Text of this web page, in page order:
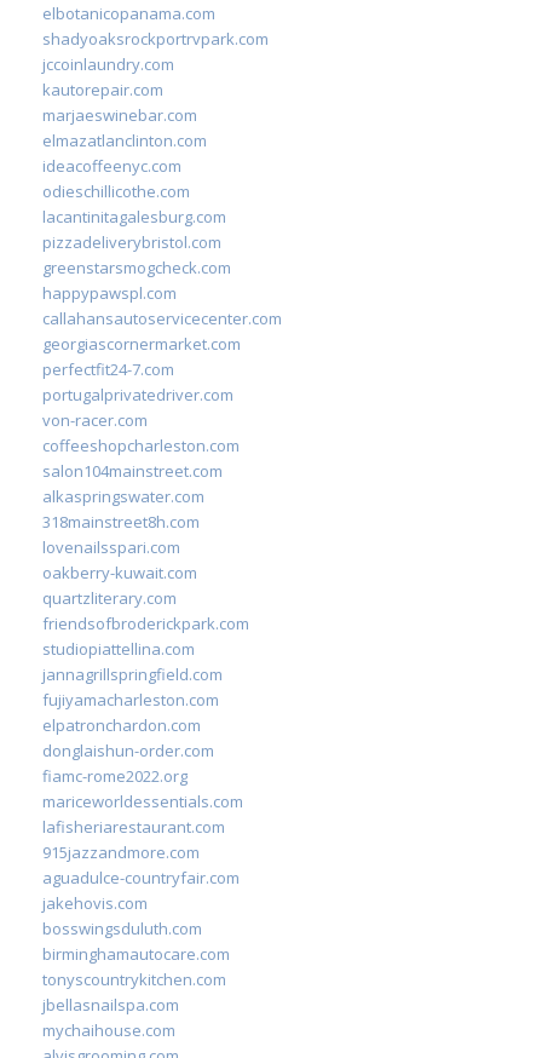
elbotanicopanama.com
shadyoaksrockportrvpark.com
jccoinlaundry.com
kautorepair.com
marjaeswinebar.com
elmazatlanclinton.com
ideacoffeenyc.com
odieschillicothe.com
lacantinitagalesburg.com
pizzadeliverybristol.com
greenstarsmogcheck.com
happypawspl.com
callahansautoservicecenter.com
georgiascornermarket.com
perfectfit24-7.com
portugalprivatedriver.com
von-racer.com
coffeeshopcharleston.com
salon104mainstreet.com
alkaspringswater.com
318mainstreet8h.com
lovenailsspari.com
oakberry-kuwait.com
quartzliterary.com
friendsofbroderickpark.com
studiopiattellina.com
jannagrillspringfield.com
fujiyamacharleston.com
elpatronchardon.com
donglaishun-order.com
fiamc-rome2022.org
mariceworldessentials.com
lafisheriarestaurant.com
915jazzandmore.com
aguadulce-countryfair.com
jakehovis.com
bosswingsduluth.com
birminghamautocare.com
tonyscountrykitchen.com
jbellasnailspa.com
mychaihouse.com